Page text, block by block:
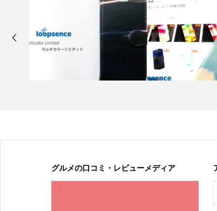
グルメの口コミ・レビューメディア